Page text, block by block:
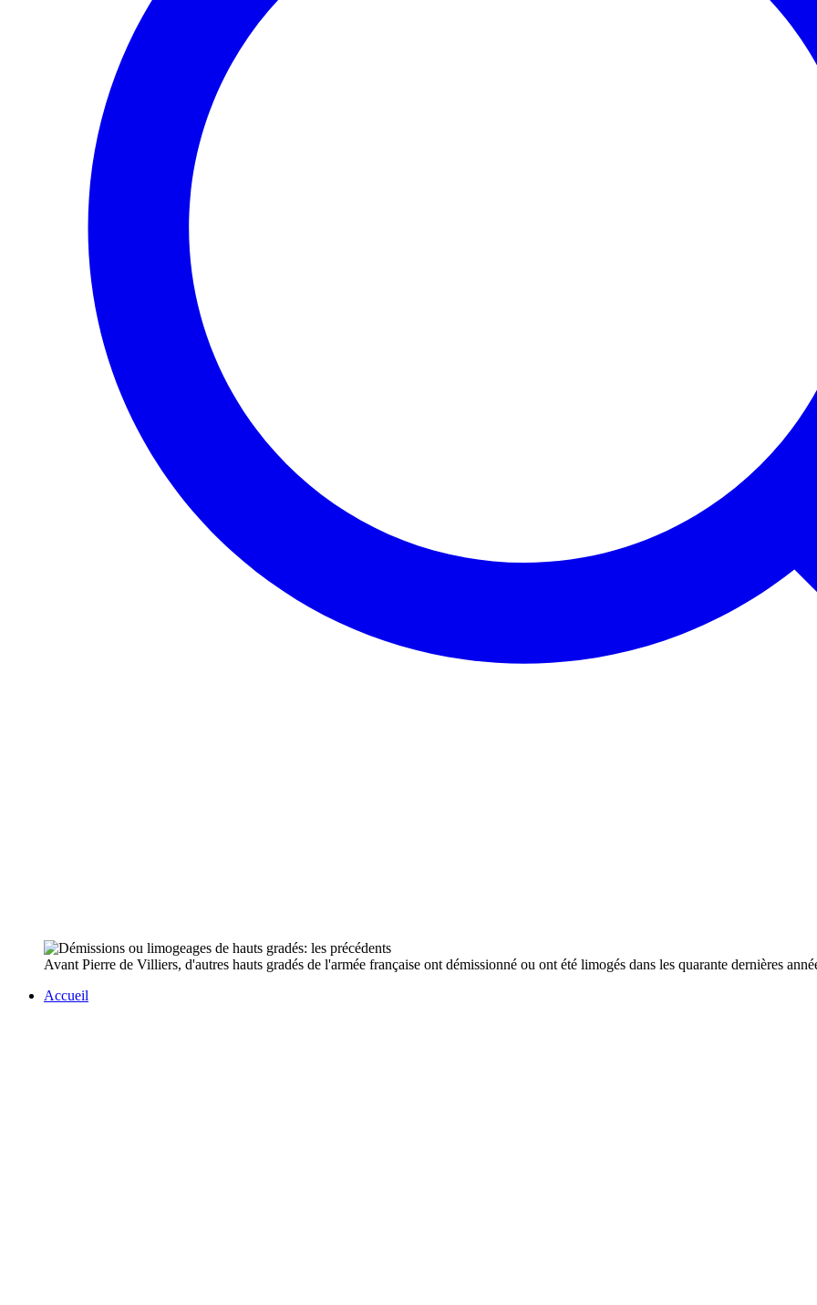
Avant Pierre de Villiers, d'autres hauts gradés de l'armée française ont démissionné ou ont été limogés dans les quarante dernières
Accueil